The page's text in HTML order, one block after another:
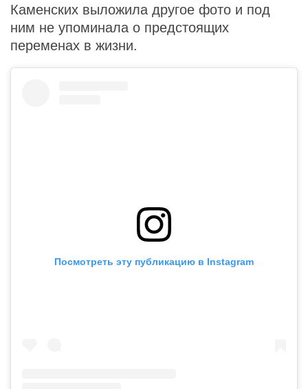
Каменских выложила другое фото и под
ним не упоминала о предстоящих
переменах в жизни.
Посмотреть эту публикацию в Instagram